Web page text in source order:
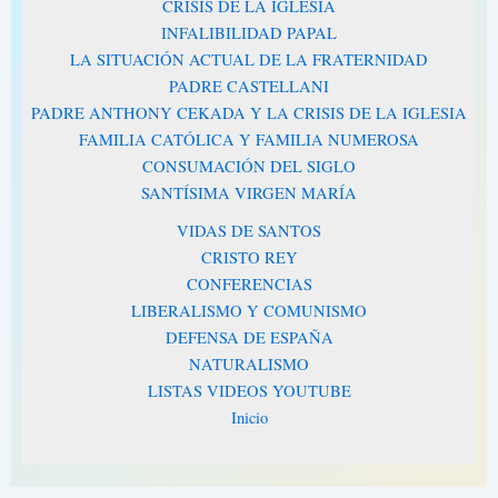
CRISIS DE LA IGLESIA
INFALIBILIDAD PAPAL
LA SITUACIÓN ACTUAL DE LA FRATERNIDAD
PADRE CASTELLANI
PADRE ANTHONY CEKADA Y LA CRISIS DE LA IGLESIA
FAMILIA CATÓLICA Y FAMILIA NUMEROSA
CONSUMACIÓN DEL SIGLO
SANTÍSIMA VIRGEN MARÍA
VIDAS DE SANTOS
CRISTO REY
CONFERENCIAS
LIBERALISMO Y COMUNISMO
DEFENSA DE ESPAÑA
NATURALISMO
LISTAS VIDEOS YOUTUBE
Inicio